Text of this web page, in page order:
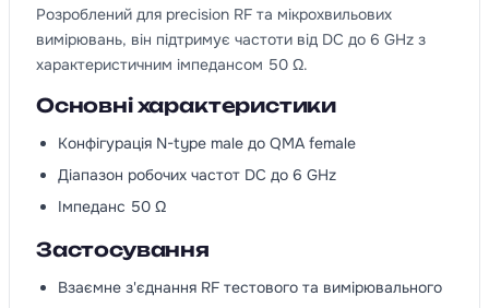
Розроблений для precision RF та мікрохвильових
вимірювань, він підтримує частоти від DC до 6 GHz з
характеристичним імпедансом 50 Ω.
Основні характеристики
Конфігурація N-type male до QMA female
Діапазон робочих частот DC до 6 GHz
Імпеданс 50 Ω
Застосування
Взаємне з'єднання RF тестового та вимірювального